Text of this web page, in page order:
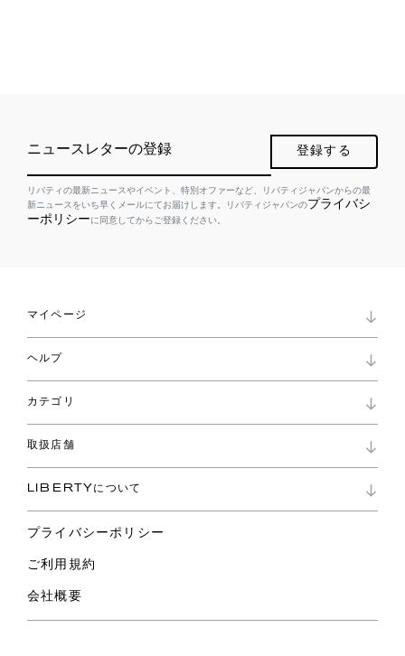
ニュースレターの登録 登録する
リバティの最新ニュースやイベント、特別オファーなど、リバティジャパンからの最
新ニュースをいち早くメールにてお届けします。リバティジャパンのプライバシ
ーポリシーに同意してからご登録ください。
マイページ
ロイヤリティプログラム
パスワード再設定
ショッピングバッグ
ヘルプ
お問い合わせ
よくあるご質問
ご利用ガイド
カテゴリ
コレクション
ファブリックス
バッグ
スカーフ
ウェア
ライフスタイル
スペシャル
取扱店舗
リバティ・ファブリックス
LIBERTYについて
プライバシーポリシー
ご利用規約
会社概要